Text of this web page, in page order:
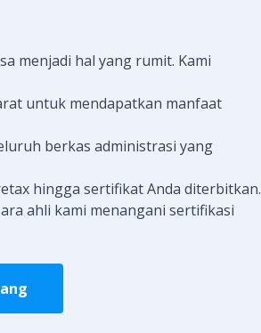
menjadi hal yang rumit. Kami
untuk mendapatkan manfaat
berkas administrasi yang
hingga sertifikat Anda diterbitkan.
ahli kami menangani sertifikasi